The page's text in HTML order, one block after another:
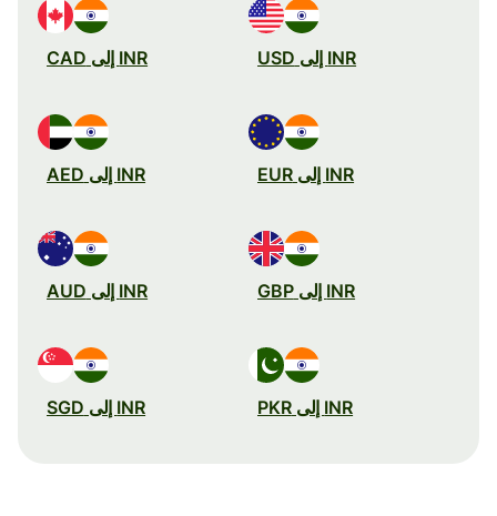
INR إلى USD INR إلى CAD
INR إلى EUR INR إلى AED
INR إلى GBP INR إلى AUD
INR إلى PKR INR إلى SGD